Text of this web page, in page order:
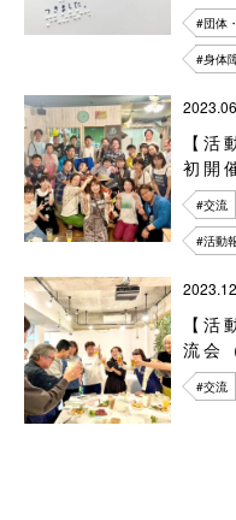
#団体
#身体
【活
初開
#交流
#活動
【
流会
#交流